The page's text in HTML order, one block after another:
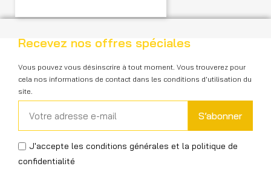
Recevez nos offres spéciales
Vous pouvez vous désinscrire à tout moment. Vous trouverez pour
cela nos informations de contact dans les conditions d'utilisation du
site.
S’abonner
J'accepte les conditions générales et la politique de
confidentialité